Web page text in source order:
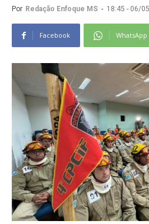
Por Redação Enfoque MS - 18:45 - 06/
Facebook WhatsApp